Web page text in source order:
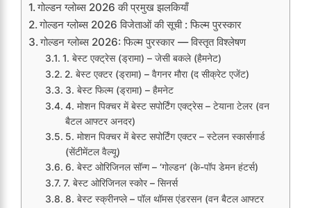
गोल्डन ग्लोब्स 2026 की प्रमुख झलकियाँ
गोल्डन ग्लोब्स 2026 विजेताओं की सूची : फिल्म पुरस्कार
गोल्डन ग्लोब्स 2026: फिल्म पुरस्कार — विस्तृत विश्लेषण
1. बेस्ट एक्ट्रेस (ड्रामा) – जेसी बकले (हैमनेट)
2. बेस्ट एक्टर (ड्रामा) – वैगनर मौरा (द सीक्रेट एजेंट)
3. बेस्ट फिल्म (ड्रामा) – हैमनेट
4. मोशन पिक्चर में बेस्ट सपोर्टिंग एक्ट्रेस – टेयाना टेलर (वन
बैटल आफ्टर अनदर)
5. मोशन पिक्चर में बेस्ट सपोर्टिंग एक्टर – स्टेलन स्कार्सगार्ड
(सेंटीमेंटल वैल्यू)
6. बेस्ट ओरिजिनल सॉन्ग – ‘गोल्डन’ (के-पॉप डेमन हंटर्स)
7. बेस्ट ओरिजिनल स्कोर – सिनर्स
8. बेस्ट स्क्रीनप्ले – पॉल थॉमस एंडरसन (वन बैटल आफ्टर